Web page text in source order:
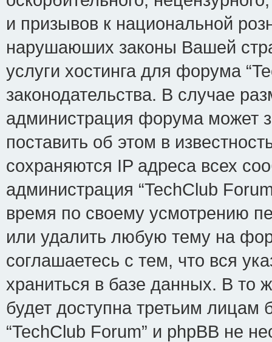
и призывов к национальной
нарушаюших законы Вашей
услуги хостинга для форума
законодательства. В случае
администрация форума может
поставить об этом в
сохраняются IP адреса всех
администрация “TechClub
время по своему усмотрению
или удалить любую тему на
соглашаетесь с тем, что вся
храниться в базе данных. В
будет доступна третьим лицам
“TechClub Forum” и phpBB не